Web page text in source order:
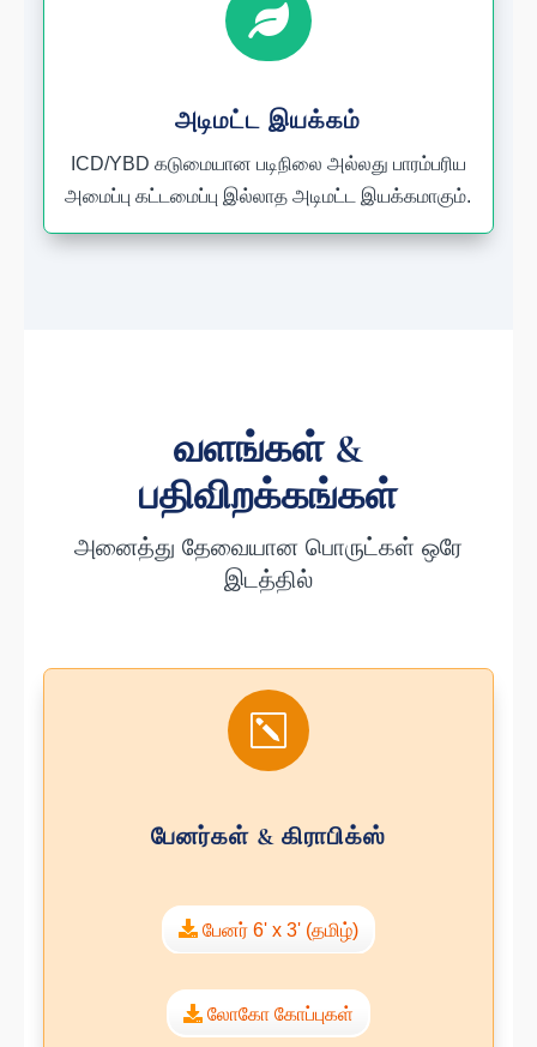

அடிமட்ட இயக்கம்
ICD/YBD கடுமையான படிநிலை அல்லது பாரம்பரிய
அமைப்பு கட்டமைப்பு இல்லாத அடிமட்ட இயக்கமாகும்.
வளங்கள் &
பதிவிறக்கங்கள்
அனைத்து தேவையான பொருட்கள் ஒரே
இடத்தில்
k
பேனர்கள் & கிராபிக்ஸ்
பேனர் 6' x 3' (தமிழ்)
லோகோ கோப்புகள்